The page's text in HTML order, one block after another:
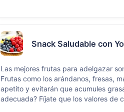
Snack Saludable con
Las mejores frutas para adelgazar
Frutas como los arándanos, fresas,
apetito y evitarán que acumules
adecuada? Fíjate que los valores de